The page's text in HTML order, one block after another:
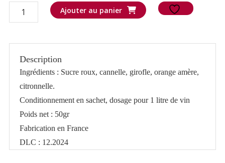
quantité
de
pour
Ajouter au panier
Description
Ingrédients : Sucre roux, cannelle, girofle, orange amère,
citronnelle.
Conditionnement en sachet, dosage pour 1 litre de vin
Poids net : 50gr
Fabrication en France
DLC : 12.2024